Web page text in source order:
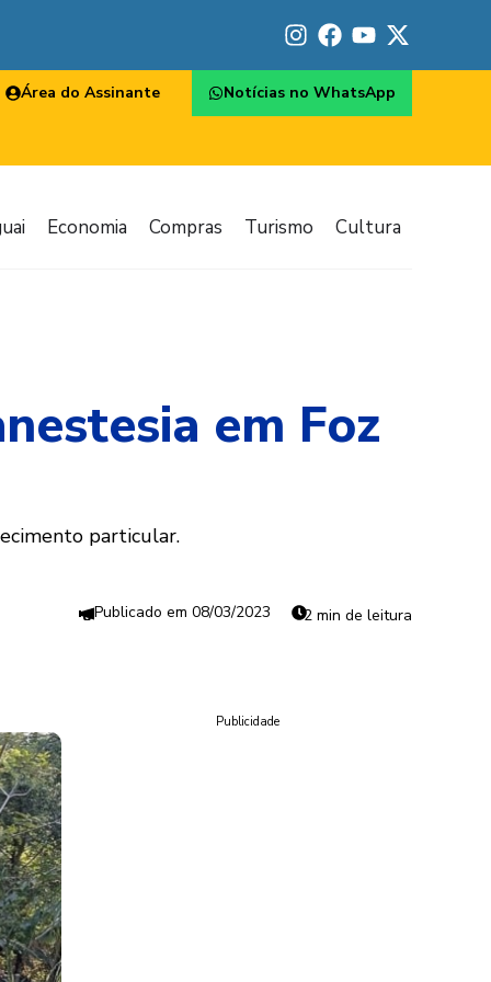
Área do Assinante Notícias no WhatsApp
Economia Compras Turismo Cultura
em Foz
particular.
08/03/2023 2 min de leitura
Publicidade